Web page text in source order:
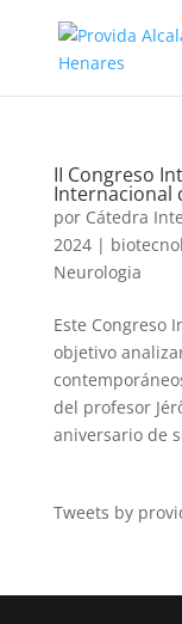
II Congreso
Internacional
por Cátedra
2024|
Neurologia
Este Congreso
objetivo
del profesor
aniversario de
Tweets by